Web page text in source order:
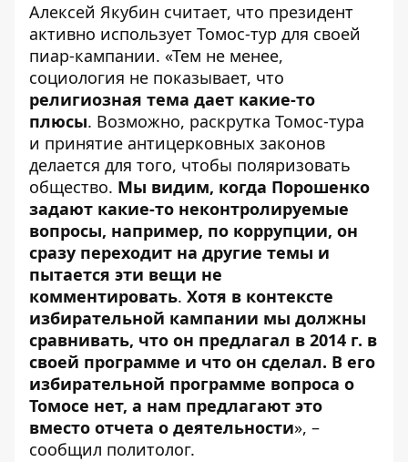
Алексей Якубин считает, что президент
активно использует Томос-тур для своей
пиар-кампании. «Тем не менее,
социология не показывает, что
религиозная тема дает какие-то
плюсы. Возможно, раскрутка Томос-тура
и принятие антицерковных законов
делается для того, чтобы поляризовать
общество. Мы видим, когда Порошенко
задают какие-то неконтролируемые
вопросы, например, по коррупции, он
сразу переходит на другие темы и
пытается эти вещи не
комментировать. Хотя в контексте
избирательной кампании мы должны
сравнивать, что он предлагал в 2014 г. в
своей программе и что он сделал. В его
избирательной программе вопроса о
Томосе нет, а нам предлагают это
вместо отчета о деятельности», –
сообщил политолог.